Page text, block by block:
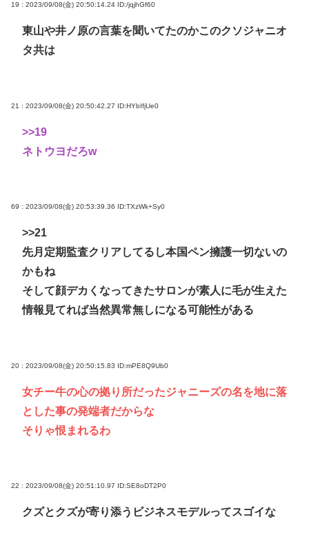
19 : 2023/09/08(金) 20:50:14.24 ID:/jqjhGf60
東山や井ノ原の言葉を聞いてたのかこのクソジャニオ
タ共は
21 : 2023/09/08(金) 20:50:42.27 ID:HYbIfjUe0
>>19
ネトウヨだろw
69 : 2023/09/08(金) 20:53:39.36 ID:TXzWk+Sy0
>>21
先月定期監査クリアしてるし本国ペン擁護一切ないの
かもね
そして顔デカくなってきたサロンが素人に毛が生えた
情報見てれば当然異常無しになる可能性がある
20 : 2023/09/08(金) 20:50:15.83 ID:mPE8Q9Ub0
女チー牛の心の拠り所だったジャニーズの名を地に落
とした事の発端者だからな
そりゃ恨まれるわ
22 : 2023/09/08(金) 20:51:10.97 ID:SE8oDT2P0
クズとクズが寄り添うビジネスモデルってスゴイな